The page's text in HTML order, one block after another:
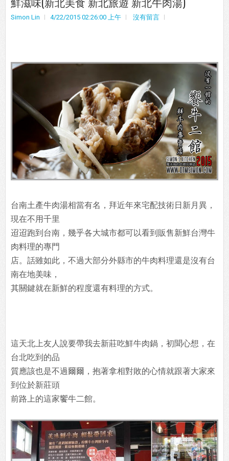
Simon Lin 4/22/2015 02:26:00 上午 沒有留言
台南土產牛肉湯相當有名，拜近年來宅配技術日新月異，
現在不用千里
迢迢跑到台南，幾乎各大城市都可以看到販售新鮮台灣牛
肉料理的專門
店。話雖如此，不過大部分外縣市的牛肉料理還是沒有台
南在地美味，
其關鍵就在新鮮的程度還有料理的方式。
這天北上友人說要帶我去新莊吃鮮牛肉鍋，初聞心想，在
台北吃到的品
質應該也是不過爾爾，抱著拿相對敗的心情就跟著大家來
到位於新莊頭
前路上的這家饗牛二館。